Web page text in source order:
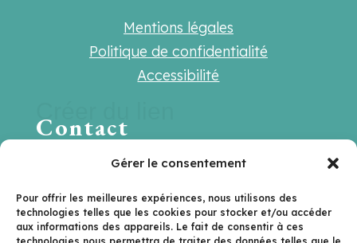
Gérer le consentement
Pour offrir les meilleures expériences, nous utilisons des
technologies telles que les cookies pour stocker et/ou accéder
aux informations des appareils. Le fait de consentir à ces
Mentions légales
Politique de confidentialité
Accessibilité
Contact
Une question ? Une suggestion ? Une
Contactez-nous sur